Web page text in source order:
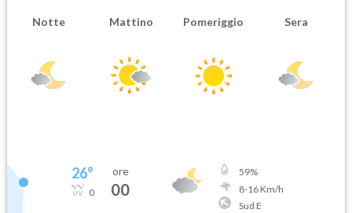
Notte Mattino Pomeriggio Sera
26°
0
ore
00
59%
8-16Km/h
Sud E